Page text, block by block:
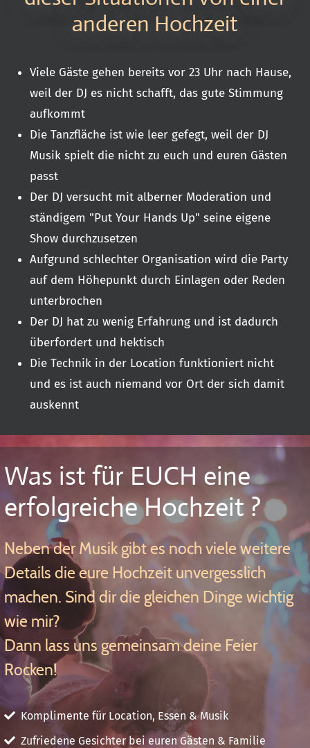
anderen Hochzeit
Viele Gäste gehen bereits vor 23 Uhr nach Hause,
weil der DJ es nicht schafft, das gute Stimmung
aufkommt
Die Tanzfläche ist wie leer gefegt, weil der DJ
Musik spielt die nicht zu euch und euren Gästen
passt
Der DJ versucht mit alberner Moderation und
ständigem "Put Your Hands Up" seine eigene
Show durchzusetzen
Aufgrund schlechter Organisation wird die Party
auf dem Höhepunkt durch Einlagen oder Reden
unterbrochen
Der DJ hat zu wenig Erfahrung und ist dadurch
überfordert und hektisch
Die Technik in der Location funktioniert nicht
und es ist auch niemand vor Ort der sich damit
auskennt
Was ist für EUCH eine
erfolgreiche Hochzeit ?
Neben der Musik gibt es noch viele weitere
Details die eure Hochzeit unvergesslich
machen. Sind dir die gleichen Dinge wichtig
wie mir?
Dann lass uns gemeinsam deine Feier
Rocken!
Komplimente für Location, Essen & Musik
Zufriedene Gesichter bei euren Gästen & Familie